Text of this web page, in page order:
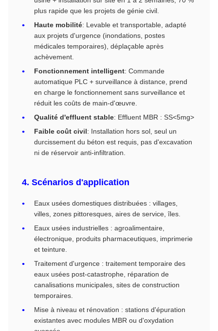
plus rapide que les projets de génie civil.
Haute mobilité: Levable et transportable, adapté
aux projets d'urgence (inondations, postes
médicales temporaires), déplaçable après
achèvement.
Fonctionnement intelligent: Commande
automatique PLC + surveillance à distance, prend
en charge le fonctionnement sans surveillance et
réduit les coûts de main-d'œuvre.
Qualité d'effluent stable: Effluent MBR : SS<5mg>
Faible coût civil: Installation hors sol, seul un
durcissement du béton est requis, pas d'excavation
ni de réservoir anti-infiltration.
4. Scénarios d'application
Eaux usées domestiques distribuées : villages,
villes, zones pittoresques, aires de service, îles.
Eaux usées industrielles : agroalimentaire,
électronique, produits pharmaceutiques, imprimerie
et teinture.
Traitement d'urgence : traitement temporaire des
eaux usées post-catastrophe, réparation de
canalisations municipales, sites de construction
temporaires.
Mise à niveau et rénovation : stations d'épuration
existantes avec modules MBR ou d'oxydation